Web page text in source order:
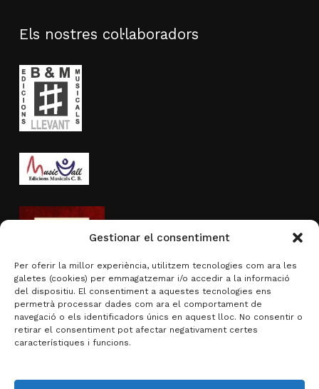
Gestionar el consentiment
Per oferir la millor experiència, utilitzem tecnologies com ara les
galetes (cookies) per emmagatzemar i/o accedir a la informació
del dispositiu. El consentiment a aquestes tecnologies ens
permetrà processar dades com ara el comportament de
navegació o els identificadors únics en aquest lloc. No consentir o
retirar el consentiment pot afectar negativament certes
característiques i funcions.
Els nostres col·laboradors
Activitat subvencionada per